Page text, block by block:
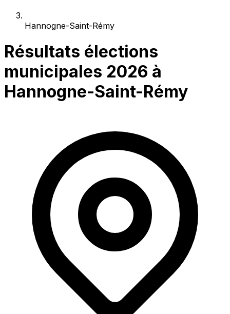
Hannogne-Saint-Rémy
Résultats élections
municipales 2026 à
Hannogne-Saint-Rémy